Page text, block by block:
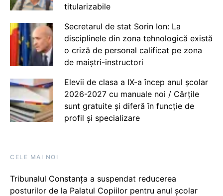
titularizabile
Secretarul de stat Sorin Ion: La
disciplinele din zona tehnologică există
o criză de personal calificat pe zona
de maiștri-instructori
Elevii de clasa a IX-a încep anul școlar
2026-2027 cu manuale noi / Cărțile
sunt gratuite și diferă în funcție de
profil și specializare
CELE MAI NOI
Tribunalul Constanța a suspendat reducerea
posturilor de la Palatul Copiilor pentru anul școlar